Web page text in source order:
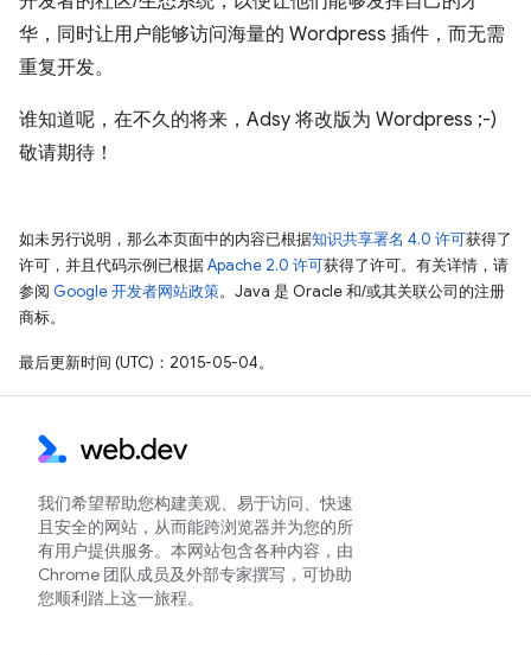
华，同时让用户能够访问海量的 Wordpress 插件，而无需
重复开发。
谁知道呢，在不久的将来，Adsy 将改版为 Wordpress ;-)
敬请期待！
如未另行说明，那么本页面中的内容已根据知识共享署名 4.0 许可获得了
许可，并且代码示例已根据Apache 2.0 许可获得了许可。有关详情，请
参阅 Google 开发者网站政策。Java 是 Oracle 和/或其关联公司的注册
商标。
最后更新时间 (UTC)：2015-05-04。
我们希望帮助您构建美观、易于访问、快速
且安全的网站，从而能跨浏览器并为您的所
有用户提供服务。本网站包含各种内容，由
Chrome 团队成员及外部专家撰写，可协助
您顺利踏上这一旅程。